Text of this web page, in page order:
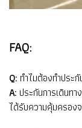
FAQ:
Q: ทำไมต้องทำประ
A: ประกันการเดินทา
ได้รับความคุ้มครอง